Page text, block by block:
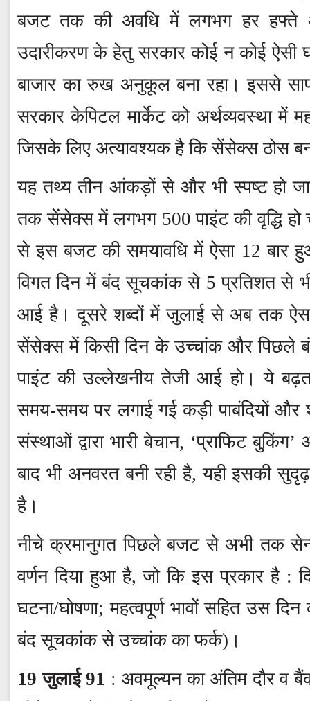
बजट तक की अवधि में लगभग हर हफ्ते
उदारीकरण के हेतु सरकार कोई न कोई ऐसी
बाजार का रुख अनुकूल बना रहा। इससे साफ
सरकार केपिटल मार्केट को अर्थव्यवस्था में
जिसके लिए अत्यावश्यक है कि सेंसेक्स ठोस
यह तथ्य तीन आंकड़ों से और भी स्पष्ट हो
तक सेंसेक्स में लगभग 500 पाइंट की वृद्धि
से इस बजट की समयावधि में ऐसा 12 बार
विगत दिन में बंद सूचकांक से 5 प्रतिशत से
आई है। दूसरे शब्दों में जुलाई से अब तक
सेंसेक्स में किसी दिन के उच्चांक और पिछले
पाइंट की उल्लेखनीय तेजी आई हो। ये बढ़त
समय-समय पर लगाई गई कड़ी पाबंदियों और
संस्थाओं द्वारा भारी बेचान, ‘प्राफिट बुकिंग’
बाद भी अनवरत बनी रही है, यही इसकी
है।
नीचे क्रमानुगत पिछले बजट से अभी तक
वर्णन दिया हुआ है, जो कि इस प्रकार है :
घटना/घोषणा; महत्वपूर्ण भावों सहित उस
बंद सूचकांक से उच्चांक का फर्क)।
19 जुलाई 91 : अवमूल्यन का अंतिम दौर व